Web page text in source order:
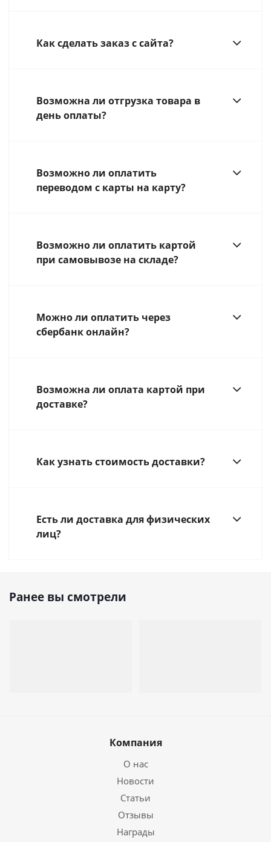
Как сделать заказ с сайта?
Возможна ли отгрузка товара в
день оплаты?
Возможно ли оплатить
переводом с карты на карту?
Возможно ли оплатить картой
при самовывозе на складе?
Можно ли оплатить через
сбербанк онлайн?
Возможна ли оплата картой при
доставке?
Как узнать стоимость доставки?
Есть ли доставка для физических
лиц?
Ранее вы смотрели
Компания
О нас
Новости
Статьи
Отзывы
Награды